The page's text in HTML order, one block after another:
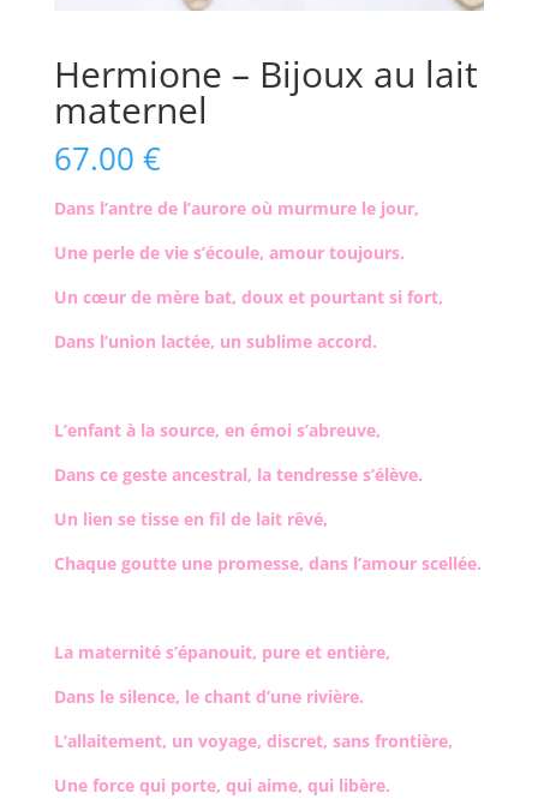
Hermione – Bijoux au lait
maternel
67.00 €
Dans l’antre de l’aurore où murmure le jour,
Une perle de vie s’écoule, amour toujours.
Un cœur de mère bat, doux et pourtant si fort,
Dans l’union lactée, un sublime accord.
L’enfant à la source, en émoi s’abreuve,
Dans ce geste ancestral, la tendresse s’élève.
Un lien se tisse en fil de lait rêvé,
Chaque goutte une promesse, dans l’amour scellée.
La maternité s’épanouit, pure et entière,
Dans le silence, le chant d’une rivière.
L’allaitement, un voyage, discret, sans frontière,
Une force qui porte, qui aime, qui libère.